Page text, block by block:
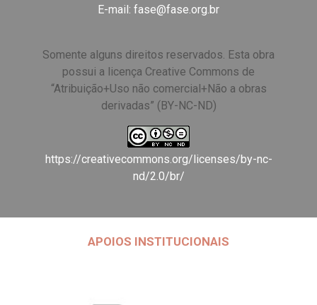
E-mail: fase@fase.org.br
Somente alguns direitos reservados. Esta obra
possui a licença Creative Commons de
“Atribuição+Uso não comercial+Não a obras
derivadas” (BY-NC-ND)
https://creativecommons.org/licenses/by-nc-
nd/2.0/br/
APOIOS INSTITUCIONAIS